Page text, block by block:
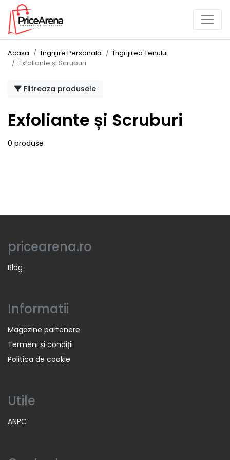
Acasa Îngrijire Personală
Îngrijirea Tenului
Exfoliante și Scruburi
Filtreaza produsele
Exfoliante și Scruburi
0 produse
pricearena.ro
Blog
Informatii
Magazine partenere
Termeni și condiții
Politica de cookie
Utile
ANPC